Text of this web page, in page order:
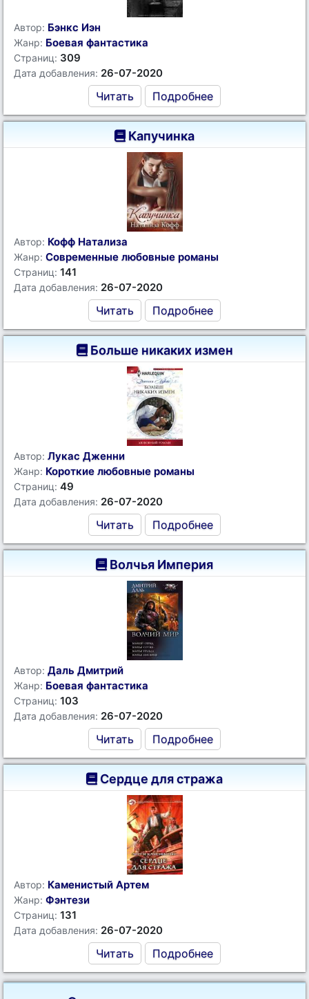
Автор: Бэнкс Иэн
Жанр: Боевая фантастика
Страниц: 309
Дата добавления: 26-07-2020
Читать Подробнее
Капучинка
Автор: Кофф Натализа
Жанр: Современные любовные романы
Страниц: 141
Дата добавления: 26-07-2020
Читать Подробнее
Больше никаких измен
Автор: Лукас Дженни
Жанр: Короткие любовные романы
Страниц: 49
Дата добавления: 26-07-2020
Читать Подробнее
Волчья Империя
Автор: Даль Дмитрий
Жанр: Боевая фантастика
Страниц: 103
Дата добавления: 26-07-2020
Читать Подробнее
Сердце для стража
Автор: Каменистый Артем
Жанр: Фэнтези
Страниц: 131
Дата добавления: 26-07-2020
Читать Подробнее